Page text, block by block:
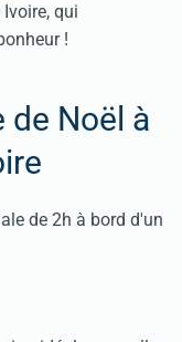
qui
!
de Noël à
de 2h à bord d'un